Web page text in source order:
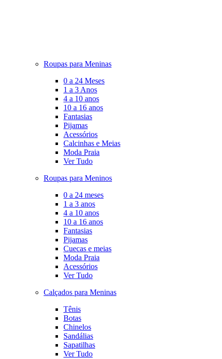
Roupas para Meninas
0 a 24 Meses
1 a 3 Anos
4 a 10 anos
10 a 16 anos
Fantasias
Pijamas
Acessórios
Calcinhas e Meias
Moda Praia
Ver Tudo
Roupas para Meninos
0 a 24 meses
1 a 3 anos
4 a 10 anos
10 a 16 anos
Fantasias
Pijamas
Cuecas e meias
Moda Praia
Acessórios
Ver Tudo
Calçados para Meninas
Tênis
Botas
Chinelos
Sandálias
Sapatilhas
Ver Tudo